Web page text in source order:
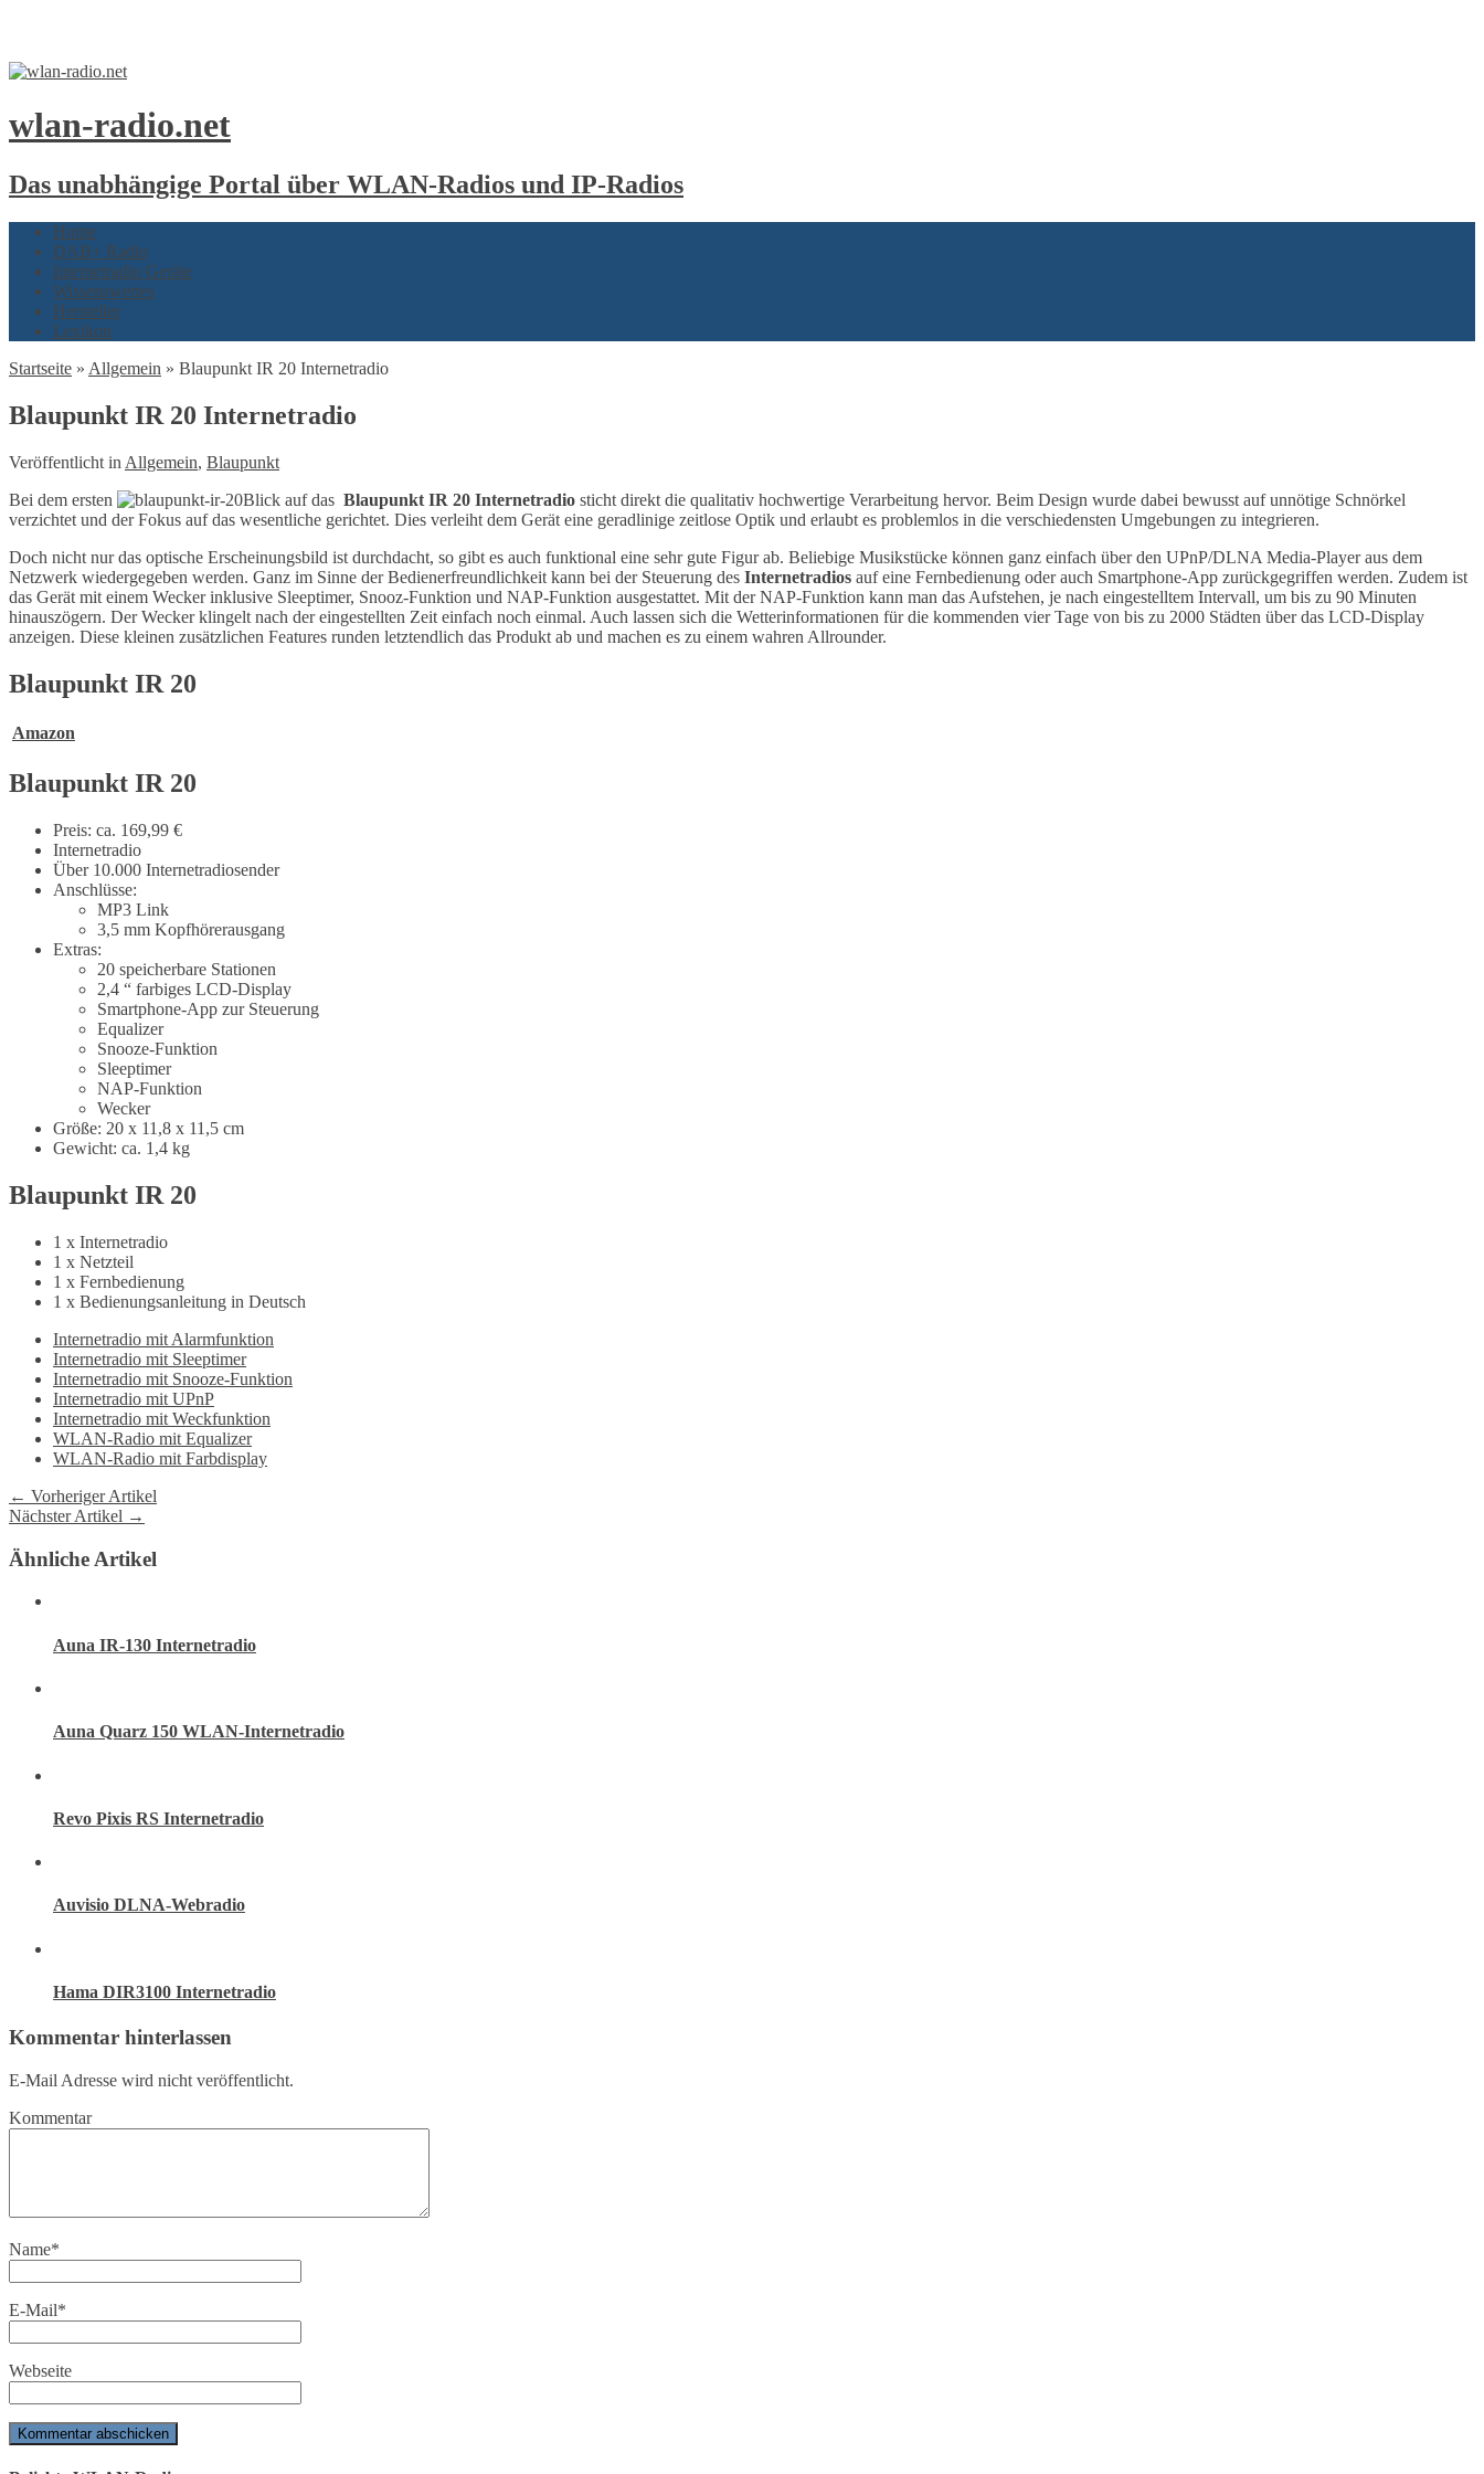
wlan-radio.net
Das unabhängige Portal über WLAN-Radios und IP-Radios
Home
DAB+ Radio
Internetradio Geräte
Wissenswertes
Hersteller
Lexikon
Startseite » Allgemein » Blaupunkt IR 20 Internetradio
Blaupunkt IR 20 Internetradio
Veröffentlicht in Allgemein, Blaupunkt
Bei dem ersten
Blick auf das Blaupunkt IR 20 Internetradio sticht direkt die qualitativ hochwertige Verarbeitung hervor. Beim Design wurde dabei bewusst auf unnötige Schnörkel
verzichtet und der Fokus auf das wesentliche gerichtet. Dies verleiht dem Gerät eine geradlinige zeitlose Optik und erlaubt es problemlos in die verschiedensten Umgebungen zu integrieren.
Doch nicht nur das optische Erscheinungsbild ist durchdacht, so gibt es auch funktional eine sehr gute Figur ab. Beliebige Musikstücke können ganz einfach über den UPnP/DLNA Media-Player aus dem
Netzwerk wiedergegeben werden. Ganz im Sinne der Bedienerfreundlichkeit kann bei der Steuerung des Internetradios auf eine Fernbedienung oder auch Smartphone-App zurückgegriffen werden. Zudem ist
das Gerät mit einem Wecker inklusive Sleeptimer, Snooz-Funktion und NAP-Funktion ausgestattet. Mit der NAP-Funktion kann man das Aufstehen, je nach eingestelltem Intervall, um bis zu 90 Minuten
hinauszögern. Der Wecker klingelt nach der eingestellten Zeit einfach noch einmal. Auch lassen sich die Wetterinformationen für die kommenden vier Tage von bis zu 2000 Städten über das LCD-Display
anzeigen. Diese kleinen zusätzlichen Features runden letztendlich das Produkt ab und machen es zu einem wahren Allrounder.
Blaupunkt IR 20
Amazon
Blaupunkt IR 20
Preis: ca. 169,99 €
Internetradio
Über 10.000 Internetradiosender
Anschlüsse:
MP3 Link
3,5 mm Kopfhörerausgang
Extras:
20 speicherbare Stationen
2,4 “ farbiges LCD-Display
Smartphone-App zur Steuerung
Equalizer
Snooze-Funktion
Sleeptimer
NAP-Funktion
Wecker
Größe: 20 x 11,8 x 11,5 cm
Gewicht: ca. 1,4 kg
Blaupunkt IR 20
1 x Internetradio
1 x Netzteil
1 x Fernbedienung
1 x Bedienungsanleitung in Deutsch
Internetradio mit Alarmfunktion
Internetradio mit Sleeptimer
Internetradio mit Snooze-Funktion
Internetradio mit UPnP
Internetradio mit Weckfunktion
WLAN-Radio mit Equalizer
WLAN-Radio mit Farbdisplay
← Vorheriger Artikel
Nächster Artikel →
Ähnliche Artikel
Auna IR-130 Internetradio
Auna Quarz 150 WLAN-Internetradio
Revo Pixis RS Internetradio
Auvisio DLNA-Webradio
Hama DIR3100 Internetradio
Kommentar hinterlassen
E-Mail Adresse wird nicht veröffentlicht.
Kommentar
Name*
E-Mail*
Webseite